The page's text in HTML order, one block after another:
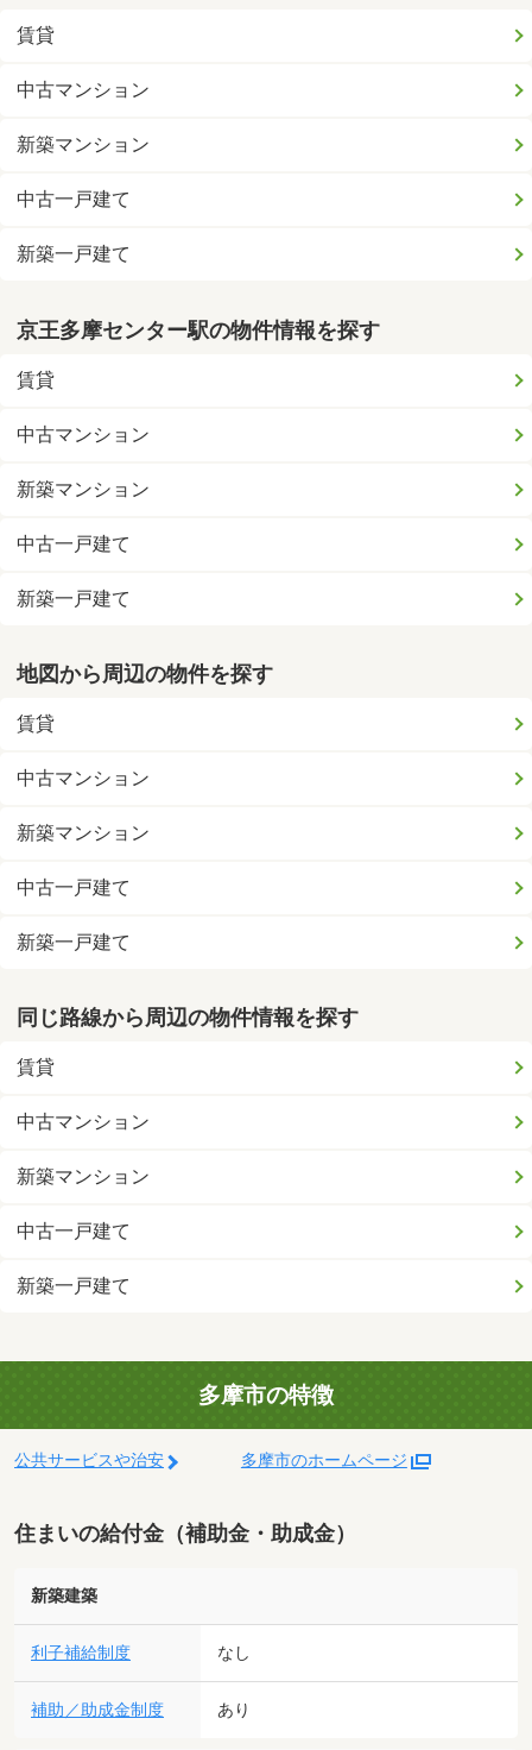
賃貸
中古マンション
新築マンション
中古一戸建て
新築一戸建て
京王多摩センター駅の物件情報を探す
賃貸
中古マンション
新築マンション
中古一戸建て
新築一戸建て
地図から周辺の物件を探す
賃貸
中古マンション
新築マンション
中古一戸建て
新築一戸建て
同じ路線から周辺の物件情報を探す
賃貸
中古マンション
新築マンション
中古一戸建て
新築一戸建て
多摩市の特徴
公共サービスや治安 多摩市のホームページ
住まいの給付金（補助金・助成金）
新築建築
利子補給制度 なし
補助／助成金制度 あり